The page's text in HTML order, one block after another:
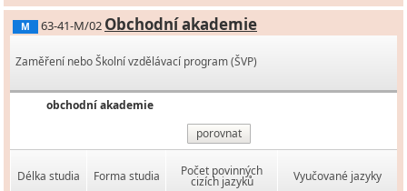
M 63-41-M/02 Obchodní akademie
Zaměření nebo Školní vzdělávací program (ŠVP)
obchodní akademie
porovnat
Délka studia Forma studia Počet povinných
cizích jazyků Vyučované jazyky